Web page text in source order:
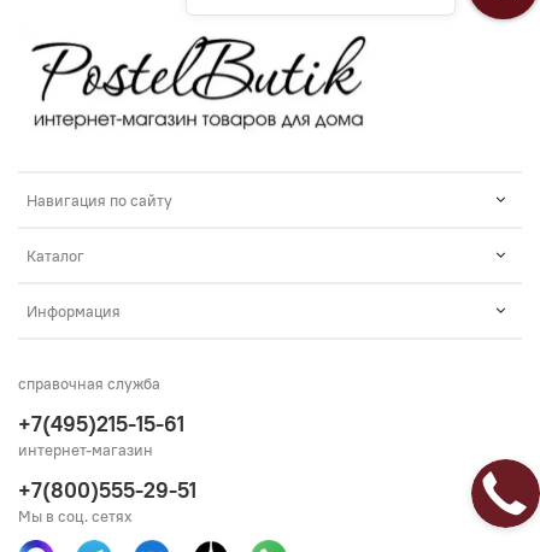
Навигация по сайту
Каталог
Информация
справочная служба
+7(495)215-15-61
интернет-магазин
+7(800)555-29-51
Мы в соц. сетях